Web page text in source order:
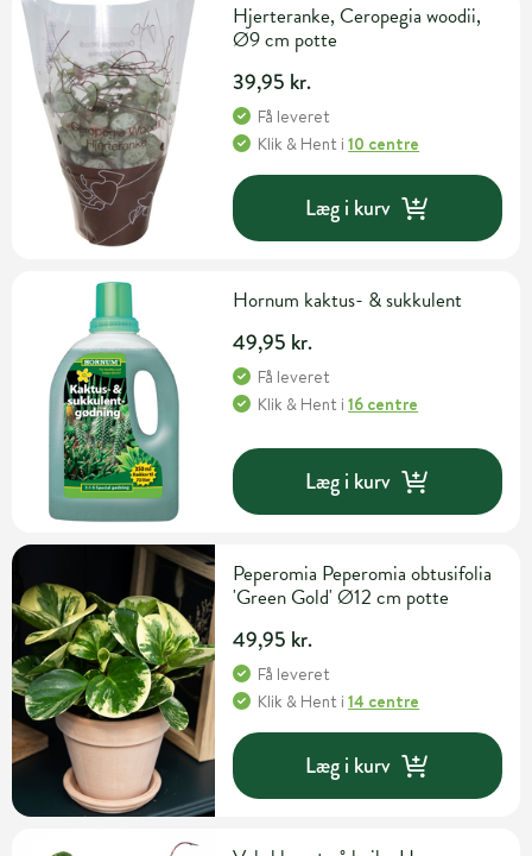
Hjerteranke, Ceropegia woodii,
Ø9 cm potte
39,95 kr.
Få leveret
Klik & Hent i10 centre
Læg i kurv
Hornum kaktus- & sukkulent
49,95 kr.
Få leveret
Klik & Hent i16 centre
Læg i kurv
Peperomia Peperomia obtusifolia
'Green Gold' Ø12 cm potte
49,95 kr.
Få leveret
Klik & Hent i14 centre
Læg i kurv